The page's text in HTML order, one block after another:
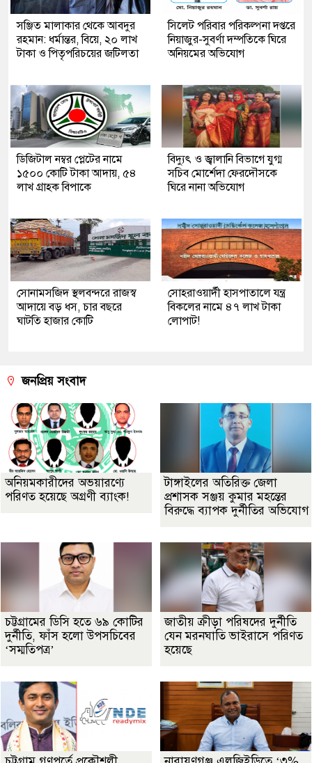
সঞ্জিত মালাকার থেকে আবদুর
রহমান: ধর্মান্তর, বিয়ে, ২০ লাখ
টাকা ও পিতৃপরিচয়ের জটিলতা
সিলেট পরিবার পরিকল্পনা দপ্তরে
নিয়াজুর-সুবর্ণা দম্পতিকে ঘিরে
অনিয়মের অভিযোগ
ডিজিটাল নম্বর প্লেটের নামে
১৫০০ কোটি টাকা আদায়, ৫৪
লাখ গ্রাহক বিপাকে
বিদ্যুৎ ও জ্বালানি বিভাগে যুগ্ম
সচিব মোর্শেদা ফেরদৌসকে
ঘিরে নানা অভিযোগ
সোনামসজিদ স্থলবন্দরে রাজস্ব
আদায়ে বড় ধস, চার বছরে
ঘাটতি হাজার কোটি
সোহরাওয়ার্দী হাসপাতালে যন্ত্র
বিকলের নামে ৪৭ লাখ টাকা
লোপাট!
জনপ্রিয় সংবাদ
অনিয়মকারীদের অভয়ারণ্যে
পরিণত হয়েছে অগ্রণী ব্যাংক!
টাঙ্গাইলের অতিরিক্ত জেলা
প্রশাসক সঞ্জয় কুমার মহন্তের
বিরুদ্ধে ব্যাপক দুর্নীতির অভিযোগ
চট্টগ্রামের ডিসি হতে ৬৯ কোটির
দুর্নীতি, ফাঁস হলো উপসচিবের
‘সম্মতিপত্র’
জাতীয় ক্রীড়া পরিষদের দুর্নীতি
যেন মরনঘাতি ভাইরাসে পরিণত
হয়েছে